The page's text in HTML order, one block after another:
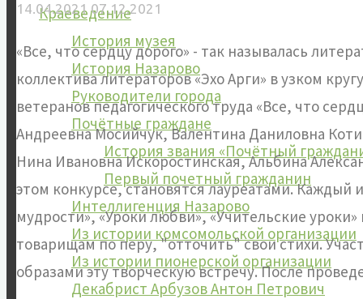
Краеведение
История музея
История Назарово
Руководители города
Почётные граждане
История звания «Почётный
Первый почетный гражданин
Интеллигенция Назарово
Из истории комсомольской организации
Из истории пионерской организации
Декабрист Арбузов Антон Петрович
14.04.2021 07.12.2021
«Все, что сердцу дорого» - так называлась
коллектива литераторов «Эхо Арги» в узком
ветеранов педагогического труда «Все, что
Андреевна Мосийчук, Валентина Даниловна
Нина Ивановна Искоростинская, Альбина
этом конкурсе, становятся лауреатами. Каждый
мудрости», «Уроки любви», «Учительские
товарищам по перу, "отточить" свои стихи.
образами эту творческую встречу. После